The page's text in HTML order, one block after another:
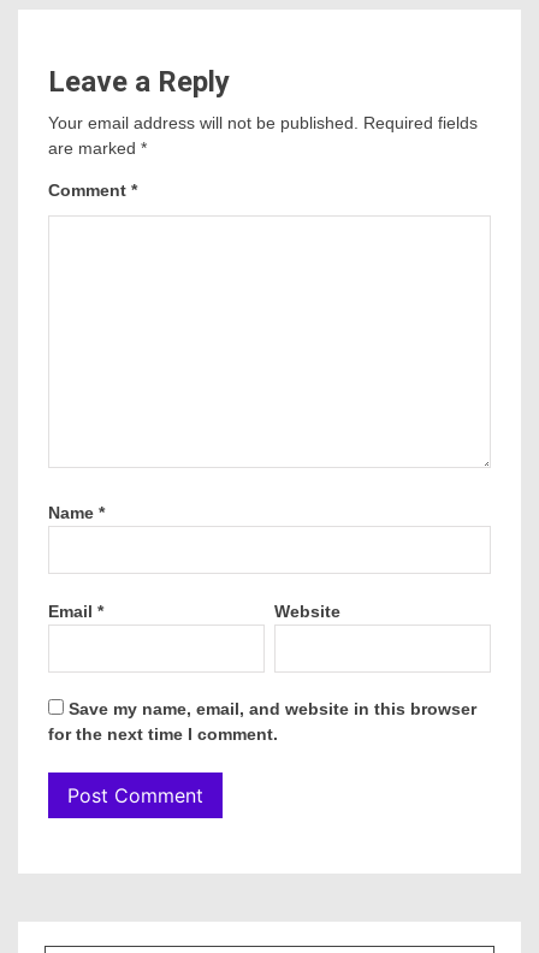
Leave a Reply
Your email address will not be published. Required fields
are marked *
Comment *
Name *
Email * Website
Save my name, email, and website in this browser
for the next time I comment.